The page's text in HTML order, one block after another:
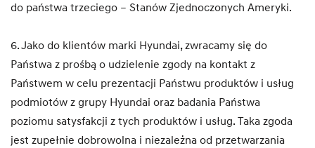
do państwa trzeciego – Stanów Zjednoczonych Ameryki.
6. Jako do klientów marki Hyundai, zwracamy się do
Państwa z prośbą o udzielenie zgody na kontakt z
Państwem w celu prezentacji Państwu produktów i usług
podmiotów z grupy Hyundai oraz badania Państwa
poziomu satysfakcji z tych produktów i usług. Taka zgoda
jest zupełnie dobrowolna i niezależna od przetwarzania